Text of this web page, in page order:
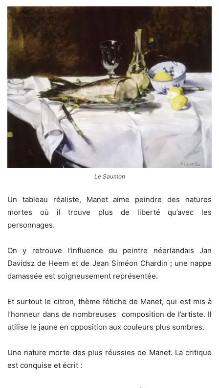
Le Saumon
Un tableau réaliste, Manet aime peindre des natures
mortes où il trouve plus de liberté qu’avec les
personnages.
On y retrouve l’influence du peintre néerlandais Jan
Davidsz de Heem et de Jean Siméon Chardin ; une nappe
damassée est soigneusement représentée.
Et surtout le citron, thème fétiche de Manet, qui est mis à
l’honneur dans de nombreuses composition de l’artiste. Il
utilise le jaune en opposition aux couleurs plus sombres.
Une nature morte des plus réussies de Manet. La critique
est conquise et écrit :